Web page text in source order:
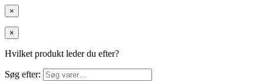
×
×
Hvilket produkt leder du efter?
Søg efter: